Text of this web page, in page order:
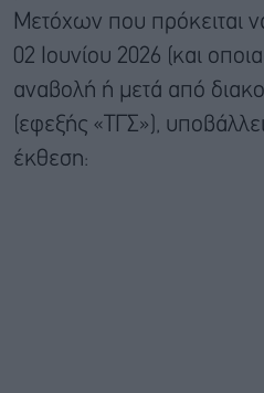
Μετόχων που πρόκειται
02 Ιουνίου 2026 (και
αναβολή ή μετά από
(εφεξής «ΤΓΣ»),
έκθεση: